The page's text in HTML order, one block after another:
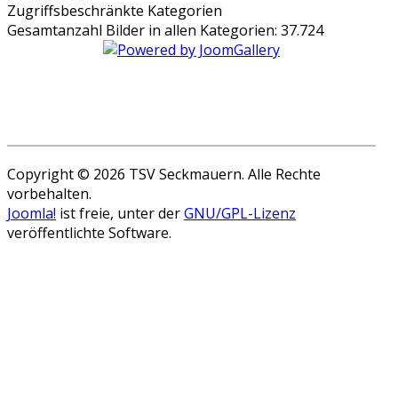
Zugriffsbeschränkte Kategorien
Gesamtanzahl Bilder in allen Kategorien: 37.724
Copyright © 2026 TSV Seckmauern. Alle Rechte
vorbehalten.
Joomla! ist freie, unter derGNU/GPL-Lizenz
veröffentlichte Software.